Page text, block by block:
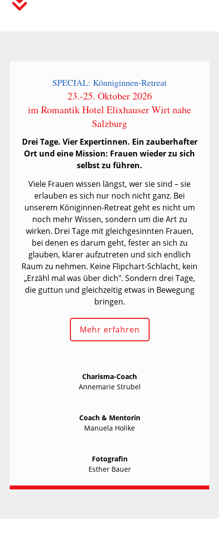
SPECIAL: Könniginnen-Retreat
23.-25. Oktober 2026
im Romantik Hotel Elixhauser Wirt nahe
Salzburg
Drei Tage. Vier Expertinnen. Ein zauberhafter
Ort und eine Mission: Frauen wieder zu sich
selbst zu führen.
Viele Frauen wissen längst, wer sie sind – sie
erlauben es sich nur noch nicht ganz. Bei
unserem Königinnen-Retreat geht es nicht um
noch mehr Wissen, sondern um die Art zu
wirken. Drei Tage mit gleichgesinnten Frauen,
bei denen es darum geht, fester an sich zu
glauben, klarer aufzutreten und sich endlich
Raum zu nehmen. Keine Flipchart-Schlacht, kein
„Erzähl mal was über dich". Sondern drei Tage,
die guttun und gleichzeitig etwas in Bewegung
bringen.
Mehr erfahren
Charisma-Coach
Annemarie Strubel
Coach & Mentorin
Manuela Holike
Fotografin
Esther Bauer